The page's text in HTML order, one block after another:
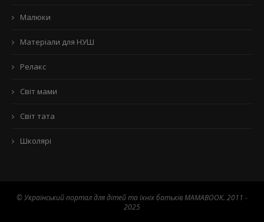
Малюки
Матеріали для НУШ
Релакс
Світ мами
Світ тата
Школярі
© Український портал для дітей та їхніх батьків MAMABOOK. 2011 -
2025